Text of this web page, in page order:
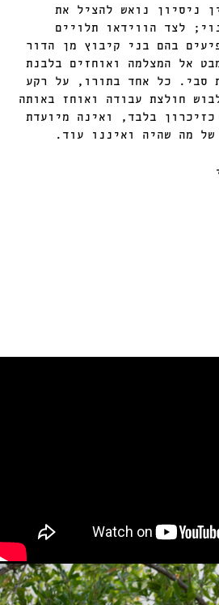
ניסיון נואש להציל את
לצד הווידאו תלויים
בהם בני קיבוץ מן הדור
אל המצלמה ואוחזים בלבנת
סבי. כל אחד בתורו, על רקע
חולצת עבודה ואוחז באותה
בלבד, ואינה מיועדת
של מה שהיה ואיננו עוד.